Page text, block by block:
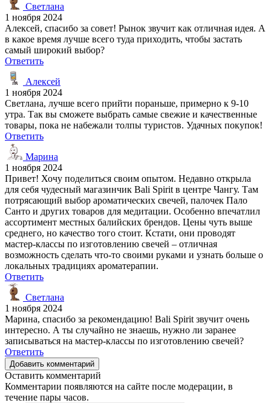
Светлана
1 ноября 2024
Алексей, спасибо за совет! Рынок звучит как отличная идея. А
в какое время лучше всего туда приходить, чтобы застать
самый широкий выбор?
Ответить
Алексей
1 ноября 2024
Светлана, лучше всего прийти пораньше, примерно к 9-10
утра. Так вы сможете выбрать самые свежие и качественные
товары, пока не набежали толпы туристов. Удачных покупок!
Ответить
Марина
1 ноября 2024
Привет! Хочу поделиться своим опытом. Недавно открыла
для себя чудесный магазинчик Bali Spirit в центре Чангу. Там
потрясающий выбор ароматических свечей, палочек Пало
Санто и других товаров для медитации. Особенно впечатлил
ассортимент местных балийских брендов. Цены чуть выше
среднего, но качество того стоит. Кстати, они проводят
мастер-классы по изготовлению свечей – отличная
возможность сделать что-то своими руками и узнать больше о
локальных традициях ароматерапии.
Ответить
Светлана
1 ноября 2024
Марина, спасибо за рекомендацию! Bali Spirit звучит очень
интересно. А ты случайно не знаешь, нужно ли заранее
записываться на мастер-классы по изготовлению свечей?
Ответить
Добавить комментарий
Оставить комментарий
Комментарии появляются на сайте после модерации, в
течение пары часов.